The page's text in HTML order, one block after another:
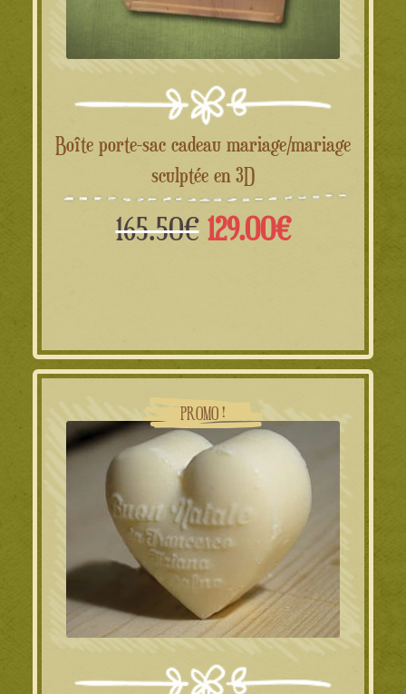
Boîte porte-sac cadeau mariage/mariage
sculptée en 3D
165.50€ Le
était :
165.50€.
129.00€Le
est :
129.00€.
PROMO !